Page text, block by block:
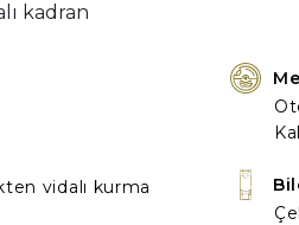
kadran
vidalı kurma